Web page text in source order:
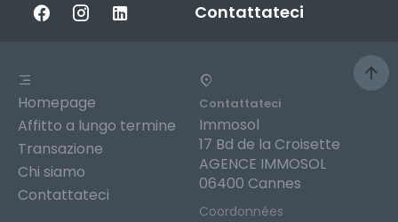
Contattateci
Homepage
Affitto a lungo termine
Transazione
Chi siamo
Contattateci
Contattateci
Immosol
17 Bd de la Croisette
AGENCE IMMOSOL
06400 Cannes
Coordonnées